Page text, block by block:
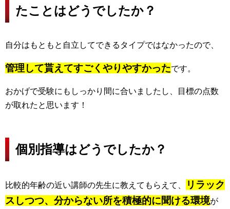
たことはどうでしたか？
自分はもともと自立してできるタイプではなかったので、
管理して貰えてすごくやりやすかったです。
おかげで受験にもしっかり間に合いましたし、目標の点数
が取れたと思います！
個別指導はどうでしたか？
比較的年齢の近い講師の先生に教えてもらえて、
リラック
スしつつ、分からない所を積極的に聞ける環境が